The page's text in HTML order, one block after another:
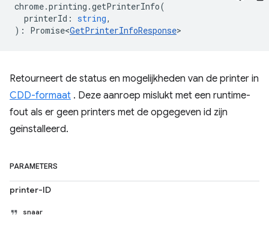
chrome.printing .getPrinterInfo(
printerId : string,
) : Promise<GetPrinterInfoResponse>
Retourneert de status en mogelijkheden van de printer in
CDD-formaat . Deze aanroep mislukt met een runtime-
fout als er geen printers met de opgegeven id zijn
geïnstalleerd.
PARAMETERS
printer-ID
snaar